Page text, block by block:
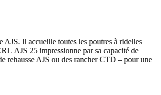
AJS. Il accueille toutes les poutres à ridelles
AJS 25 impressionne par sa capacité de
rehausse AJS ou des rancher CTD – pour une